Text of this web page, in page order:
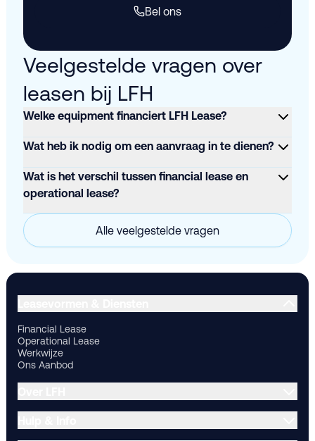
Bel ons
Veelgestelde vragen over
leasen bij LFH
Welke equipment financiert LFH Lease?
Wat heb ik nodig om een aanvraag in te dienen?
Wat is het verschil tussen financial lease en
operational lease?
Alle veelgestelde vragen
Financial Lease
Operational Lease
Werkwijze
Ons Aanbod